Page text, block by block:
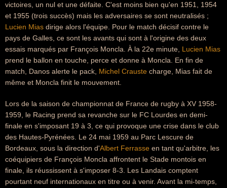
victoires, un nul et une défaite. C'est moins bien qu'en 1951, 1954
et 1955 (trois succès) mais les adversaires se sont neutralisés ;
Lucien Mias dirige alors l'équipe. Pour le match décisif contre le
pays de Galles, ce sont les avants qui sont à l'origine des deux
essais marqués par François Moncla. À la 22e minute, Lucien Mias
prend le ballon en touche, perce et donne à Moncla. En fin de
match, Danos alerte le pack, Michel Crauste charge, Mias fait de
même et Moncla finit le mouvement.
Lors de la saison de championnat de France de rugby à XV 1958-
1959, le Racing prend sa revanche sur le FC Lourdes en demi-
finale en s'imposant 19 à 3, ce qui provoque une crise dans le club
des Hautes-Pyrénées. Le 24 mai 1959 au Parc Lescure de
Bordeaux, sous la direction d'Albert Ferrasse en tant qu'arbitre, les
coéquipiers de François Moncla affrontent le Stade montois en
finale, ils réussissent à s'imposer 8-3. Les Landais comptent
pourtant neuf internationaux en titre ou à venir. Avant la mi-temps,